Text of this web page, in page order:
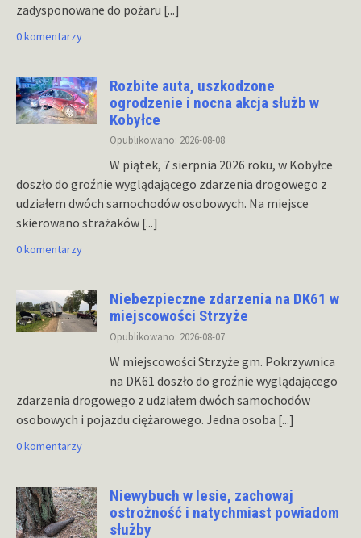
zadysponowane do pożaru [...]
0 komentarzy
Rozbite auta, uszkodzone
ogrodzenie i nocna akcja służb w
Kobyłce
Opublikowano: 2026-08-08
W piątek, 7 sierpnia 2026 roku, w Kobyłce
doszło do groźnie wyglądającego zdarzenia drogowego z
udziałem dwóch samochodów osobowych. Na miejsce
skierowano strażaków [...]
0 komentarzy
Niebezpieczne zdarzenia na DK61 w
miejscowości Strzyże
Opublikowano: 2026-08-07
W miejscowości Strzyże gm. Pokrzywnica
na DK61 doszło do groźnie wyglądającego
zdarzenia drogowego z udziałem dwóch samochodów
osobowych i pojazdu ciężarowego. Jedna osoba [...]
0 komentarzy
Niewybuch w lesie, zachowaj
ostrożność i natychmiast powiadom
służby